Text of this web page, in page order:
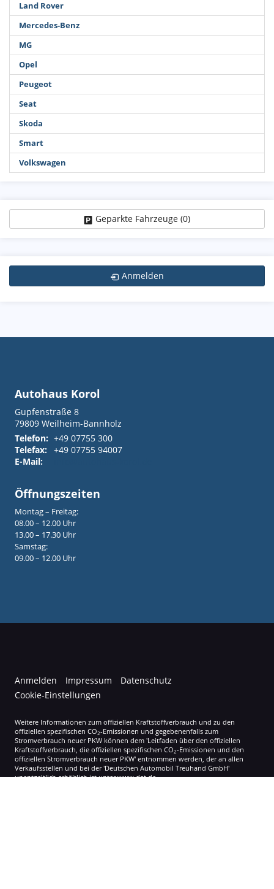
Land Rover
Mercedes-Benz
MG
Opel
Peugeot
Seat
Skoda
Smart
Volkswagen
Geparkte Fahrzeuge (0)
Anmelden
Autohaus Korol
Gupfenstraße 8
79809 Weilheim-Bannholz
Telefon: +49 07755 300
Telefax: +49 07755 94007
E-Mail:
Öffnungszeiten
Montag – Freitag:
08.00 – 12.00 Uhr
13.00 – 17.30 Uhr
Samstag:
09.00 – 12.00 Uhr
Anmelden Impressum
Datenschutz
Cookie-Einstellungen
Weitere Informationen zum offiziellen Kraftstoffverbrauch und zu den
offiziellen spezifischen CO2-Emissionen und gegebenenfalls zum
Stromverbrauch neuer PKW können dem 'Leitfaden über den offiziellen
Kraftstoffverbrauch, die offiziellen spezifischen CO2-Emissionen und den
offiziellen Stromverbrauch neuer PKW' entnommen werden, der an allen
Verkaufsstellen und bei der 'Deutschen Automobil Treuhand GmbH'
unentgeltlich erhältlich ist unter www.dat.de.